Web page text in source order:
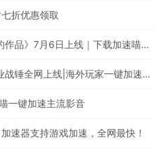
折优惠领取
周杰伦官宣新专辑《最伟大的作品》7月6日上线｜下载加速喵解除地区限制
《云上城之歌》两周年新职业战锤全网上线|海外玩家一键加速国服游戏
一键加速主流影音
速器支持游戏加速，全网最快！